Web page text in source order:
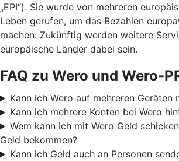
„EPI“). Sie wurde von mehreren
Leben gerufen, um das Bezahlen
machen. Zukünftig werden weitere
europäische Länder dabei sein.
FAQ zu Wero und Wero-
Kann ich Wero auf mehreren Geräten
Kann ich mehrere Konten bei Wero
Wem kann ich mit Wero Geld
Geld bekommen?
Kann ich Geld auch an Personen